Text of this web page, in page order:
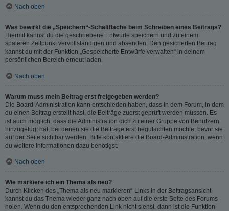
Nach oben
Was bewirkt die „Speichern“-Schaltfläche beim Schreiben eines Beitrags?
Hiermit kannst du die geschriebene Entwürfe speichern und zu einem
späteren Zeitpunkt vervollständigen und absenden. Den gesicherten Beitrag
kannst du mit der Funktion „Gespeicherte Entwürfe verwalten“ in deinem
persönlichen Bereich erneut laden.
Nach oben
Warum muss mein Beitrag erst freigegeben werden?
Die Board-Administration kann entschieden haben, dass in dem Forum, in dem
du einen Beitrag erstellt hast, die Beiträge zuerst geprüft werden müssen. Es
ist auch möglich, dass die Administration dich zu einer Gruppe von Benutzern
hinzugefügt hat, bei denen sie die Beiträge erst begutachten möchte, bevor sie
auf der Seite sichtbar werden. Bitte kontaktiere die Board-Administration, wenn
du weitere Informationen dazu benötigst.
Nach oben
Wie markiere ich ein Thema als neu?
Durch Klicken des „Thema als neu markieren“-Links in der Beitragsansicht
kannst du das Thema wieder ganz nach oben auf die erste Seite des Forums
holen. Wenn du den entsprechenden Link nicht siehst, dann ist die Funktion